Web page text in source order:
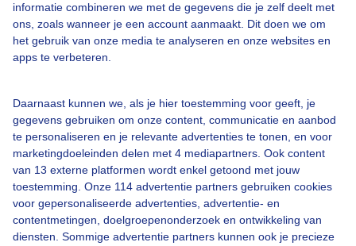
informatie combineren we met de gegevens die je zelf deelt met
ons, zoals wanneer je een account aanmaakt. Dit doen we om
het gebruik van onze media te analyseren en onze websites en
apps te verbeteren.
Daarnaast kunnen we, als je hier toestemming voor geeft, je
gegevens gebruiken om onze content, communicatie en aanbod
te personaliseren en je relevante advertenties te tonen, en voor
marketingdoeleinden delen met 4 mediapartners. Ook content
van 13 externe platformen wordt enkel getoond met jouw
toestemming. Onze 114 advertentie partners gebruiken cookies
voor gepersonaliseerde advertenties, advertentie- en
contentmetingen, doelgroepenonderzoek en ontwikkeling van
diensten. Sommige advertentie partners kunnen ook je precieze
Over Buienradar